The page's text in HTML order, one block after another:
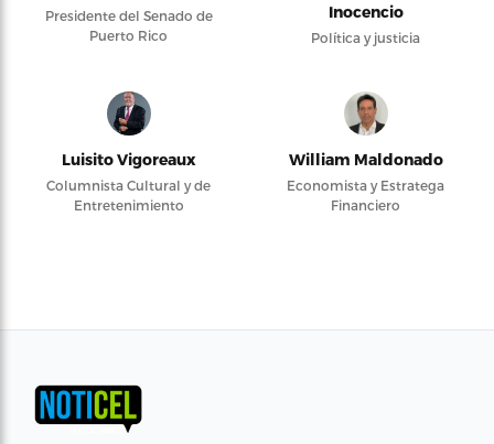
Presidente del Senado de
Puerto Rico
Inocencio
Política y justicia
Luisito Vigoreaux
Columnista Cultural y de
Entretenimiento
William Maldonado
Economista y Estratega
Financiero